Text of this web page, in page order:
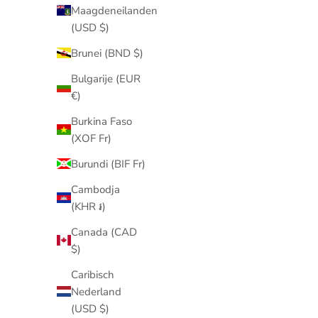
Maagdeneilanden
(USD $)
Brunei (BND $)
Bulgarije (EUR
€)
Burkina Faso
(XOF Fr)
Burundi (BIF Fr)
Cambodja
(KHR ៛)
Canada (CAD
$)
Caribisch
Nederland
(USD $)
Byloro bij het allereerste John Beerens Beauty
Event!
Op 16 december hadden wij de eer om met
van het John Beerens Beauty Event. Van 14:00
tot 18:00 was het een middag vol inspiratie,
netwerken en plezi...
Meer informatie